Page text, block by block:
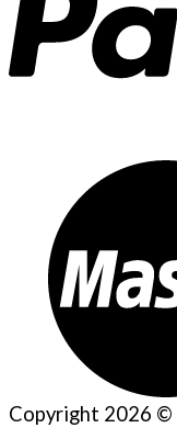
Copyright 2026 ©